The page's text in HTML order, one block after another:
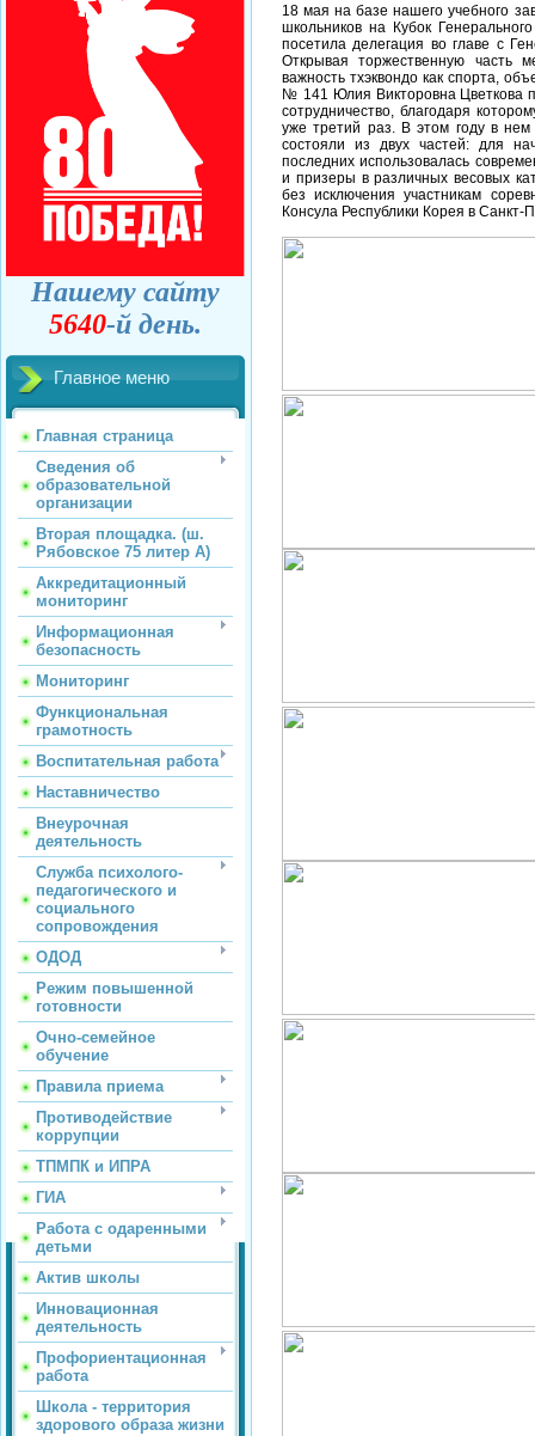
Нашему сайту
5640-й день.
Главное меню
Главная страница
Сведения об
образовательной
организации
Вторая площадка. (ш.
Рябовское 75 литер А)
Аккредитационный
мониторинг
Информационная
безопасность
Мониторинг
Функциональная
грамотность
Воспитательная работа
Наставничество
Внеурочная
деятельность
Служба психолого-
педагогического и
социального
сопровождения
ОДОД
Режим повышенной
готовности
Очно-семейное
обучение
Правила приема
Противодействие
коррупции
ТПМПК и ИПРА
ГИА
Работа с одаренными
детьми
Актив школы
Инновационная
деятельность
Профориентационная
работа
Школа - территория
здорового образа жизни
18 мая на базе нашего учебного
школьников на Кубок
посетила делегация во главе с
Открывая торжественную часть
важность тхэквондо как спорта,
№ 141 Юлия Викторовна Цветкова
сотрудничество, благодаря
уже третий раз. В этом году в
состояли из двух частей: для
последних использовалась
и призеры в различных весовых
без исключения участникам
Консула Республики Корея в Санкт-